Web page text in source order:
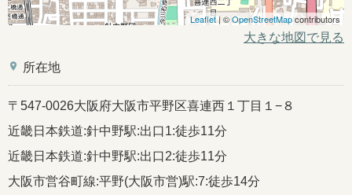
Leaflet| ©OpenStreetMapcontributors
大きな地図で見る
place 所在地
〒547-0026大阪府大阪市平野区喜連西１丁目１−８
近畿日本鉄道:針中野駅:出口1:徒歩11分
近畿日本鉄道:針中野駅:出口2:徒歩11分
大阪市営谷町線:平野(大阪市営)駅:7:徒歩14分